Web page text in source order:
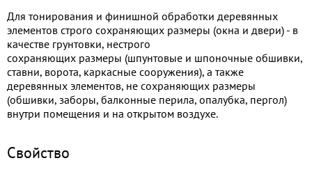
Для тонирования и финишной обработки деревянных
элементов строго сохраняющих размеры (окна и двери) - в
качестве грунтовки, нестрого
сохраняющих размеры (шпунтовые и шпоночные обшивки,
ставни, ворота, каркасные сооружения), а также
деревянных элементов, не сохраняющих размеры
(обшивки, заборы, балконные перила, опалубка, пергол)
внутри помещения и на открытом воздухе.
Свойство